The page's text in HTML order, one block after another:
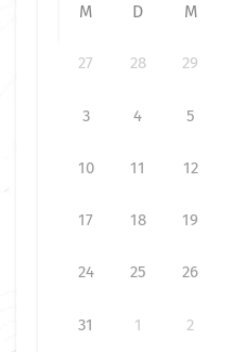
M D M
27 28 29
3 4 5
10 11 12
17 18 19
24 25 26
31 1 2